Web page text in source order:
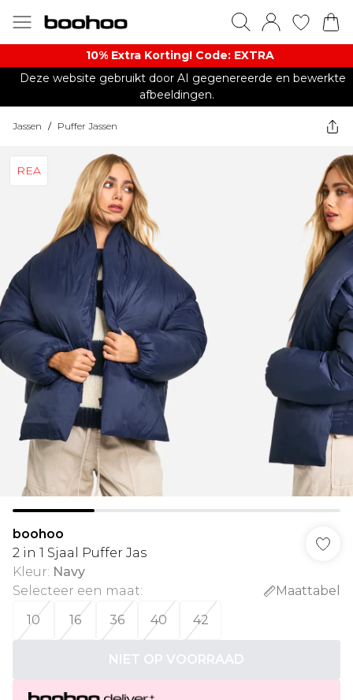
10% Extra Korting! Code: EXTRA​
Deze website gebruikt door AI gegenereerde en bewerkte
afbeeldingen.
Jassen / Puffer Jassen
REA
boohoo
2 in 1 Sjaal Puffer Jas
Kleur: Navy
Selecteer een maat:
Maattabel
10
16 36 40 42
NIET OP VOORRAAD